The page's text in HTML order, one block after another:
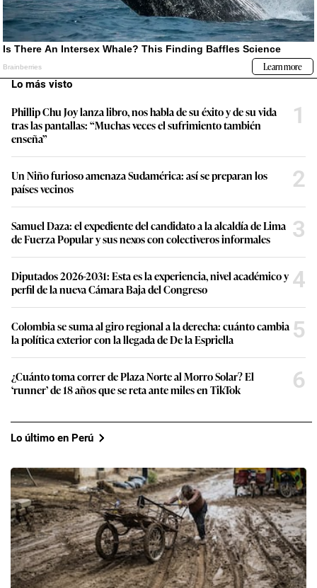
Lo más visto
Phillip Chu Joy lanza libro, nos habla de su éxito y de su vida
tras las pantallas: “Muchas veces el sufrimiento también
enseña”
1
Un Niño furioso amenaza Sudamérica: así se preparan los
países vecinos
2
Samuel Daza: el expediente del candidato a la alcaldía de Lima
de Fuerza Popular y sus nexos con colectiveros informales
3
Diputados 2026-2031: Esta es la experiencia, nivel académico y
perfil de la nueva Cámara Baja del Congreso
4
Colombia se suma al giro regional a la derecha: cuánto cambia
la política exterior con la llegada de De la Espriella
5
¿Cuánto toma correr de Plaza Norte al Morro Solar? El
‘runner’ de 18 años que se reta ante miles en TikTok
6
Lo último en Perú